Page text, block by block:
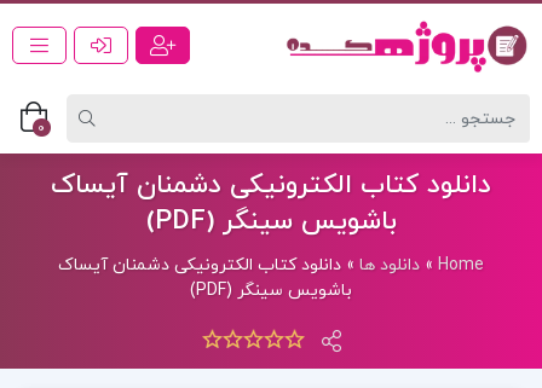
0
دانلود کتاب الکترونیکی دشمنان آیساک
باشویس سینگر (PDF)
Home
» دانلود ها » دانلود کتاب الکترونیکی دشمنان آیساک
باشویس سینگر (PDF)